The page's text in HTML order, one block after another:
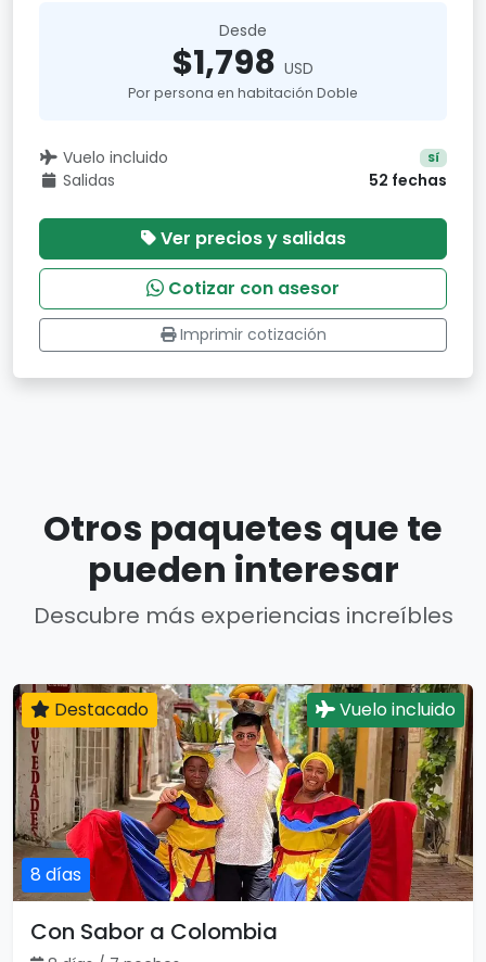
Desde
$1,798 USD
Por persona en habitación Doble
Vuelo incluido Sí
Salidas 52 fechas
Ver precios y salidas
Cotizar con asesor
Imprimir cotización
Otros paquetes que te
pueden interesar
Descubre más experiencias increíbles
8 días
Destacado Vuelo incluido
Con Sabor a Colombia